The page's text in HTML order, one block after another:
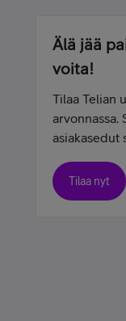
Älä jää
voita!
Tilaa Telian
arvonnassa.
asiakasedut
Tilaa nyt